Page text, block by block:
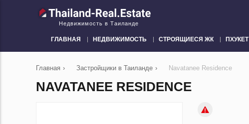
Недвижимость в Таиланде
ГЛАВНАЯ НЕДВИЖИМОСТЬ СТРОЯЩИЕСЯ ЖК ПХУКЕТ
Главная › Застройщики в Таиланде › Navatanee Residence
NAVATANEE RESIDENCE